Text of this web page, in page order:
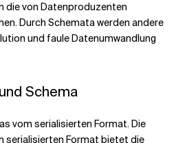
die von Datenproduzenten
Durch Schemata werden andere
und faule Datenumwandlung
Schema
vom serialisierten Format. Die
serialisierten Format bietet die